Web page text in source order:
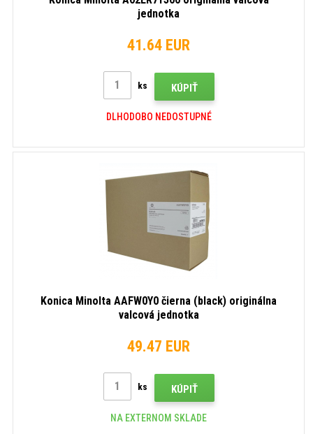
jednotka
41.64 EUR
ks KÚPIŤ
DLHODOBO NEDOSTUPNÉ
Konica Minolta AAFW0Y0 čierna (black) originálna
valcová jednotka
49.47 EUR
ks KÚPIŤ
NA EXTERNOM SKLADE